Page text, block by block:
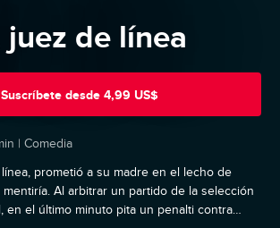
juez de línea
Suscríbete desde 4,99 US$
| Comedia
prometió a su madre en el lecho de
Al arbitrar un partido de la selección
en el último minuto pita un penalti contra